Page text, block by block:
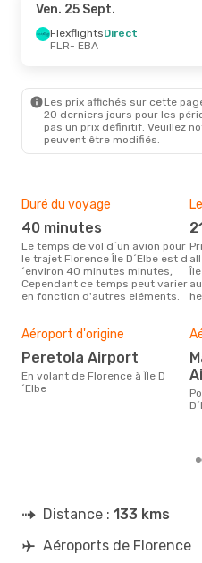
Jeu. 17 Sept.- Dim. 20 Sept.
- FLR
Jeu. 27 Août- Lun. 31 Août
EBA- FLR
Ven. 25 Sept.
FlexflightsDirect
FLR- EBA
Les prix affichés sur cette
20 derniers jours pour les
pas un prix définitif. Veuillez
peuvent être modifiés.
Duré du voyage
40 minutes
Le temps de vol d´un avion pour
le trajet Florence Île D´Elbe est d
´environ 40 minutes minutes,
Cependant ce temps peut varier
en fonction d'autres eléments.
Prix le moins cher pour un vol
Aéroport d'origine
Peretola Airport
En volant de Florence à Île D
´Elbe
Marina Di Campo
Pour l'itinéraire de Florence à Île
Distance : 133 kms
Aéroports de Florence